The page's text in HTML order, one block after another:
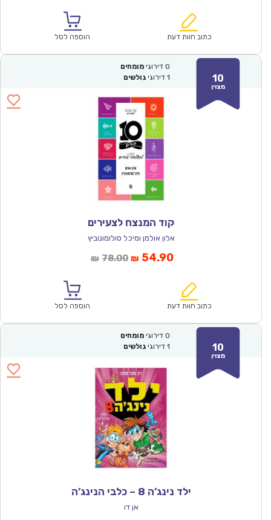
₪61.00.
הוא:
כתוב חוות דעת הוספה לסל
10
מצוין
0 דירוגי מומחים
1 דירוגי גולשים
קוד המנצח לצעירים
אלון אולמן ומיכל סולומונוביץ
₪ 78.00המחיר
₪78.00.
₪ 54.90המחיר
הוא:
כתוב חוות דעת הוספה לסל
10
מצוין
0 דירוגי מומחים
1 דירוגי גולשים
ילד נינג’ה 8 – כלבי הנינג’ה
אן דו